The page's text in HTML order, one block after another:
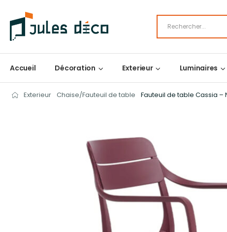
Accueil Décoration Exterieur Luminaires
Exterieur Chaise/Fauteuil de table Fauteuil de table Cassia –